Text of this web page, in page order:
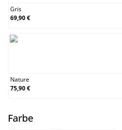
Gris
69,90 €
Nature
75,90 €
Farbeselect